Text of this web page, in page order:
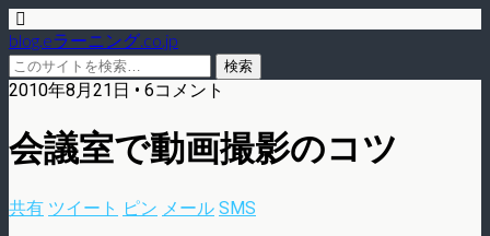
blog.eラーニング.co.jp
2010年8月21日 • 6コメント
会議室で動画撮影のコツ
共有 ツイート ピン メール SMS